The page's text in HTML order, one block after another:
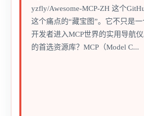
yzfly/Awesome-MCP-ZH 这个
这个痛点的“藏宝图”。它不只是
开发者进入MCP世界的实用导航
的首选资源库？MCP（Model C...